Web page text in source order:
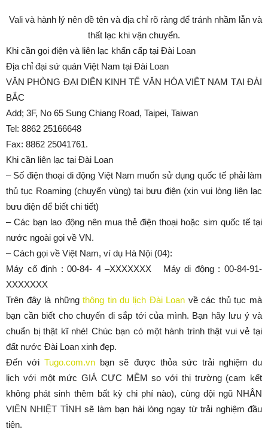
Vali và hành lý nên đề tên và địa chỉ rõ ràng để tránh nhầm lẫn và
thất lạc khi vận chuyển.
Khi cần gọi điện và liên lạc khẩn cấp tại Đài Loan
Địa chỉ đại sứ quán Việt Nam tại Đài Loan
VĂN PHÒNG ĐẠI DIỆN KINH TẾ VĂN HÓA VIỆT NAM TẠI ĐÀI
BẮC
Add; 3F, No 65 Sung Chiang Road, Taipei, Taiwan
Tel: 8862 25166648
Fax: 8862 25041761.
Khi cần liên lạc tại Đài Loan
– Số điện thoại di động Việt Nam muốn sử dụng quốc tế phải làm
thủ tục Roaming (chuyển vùng) tại bưu điện (xin vui lòng liên lạc
bưu điện để biết chi tiết)
– Các bạn lao động nên mua thẻ điện thoại hoặc sim quốc tế tại
nước ngoài gọi về VN.
– Cách gọi về Việt Nam, ví dụ Hà Nội (04):
Máy cố định : 00-84- 4 –XXXXXXX Máy di động : 00-84-91-
XXXXXXX
Trên đây là nhữngthông tin du lịch Đài Loan về các thủ tục mà
bạn cần biết cho chuyến đi sắp tới của mình. Bạn hãy lưu ý và
chuẩn bị thật kĩ nhé! Chúc bạn có một hành trình thật vui vẻ tại
đất nước Đài Loan xinh đẹp.
Đến vớiTugo.com.vn bạn sẽ được thỏa sức trải nghiệm du
lịch với một mức GIÁ CỰC MỀM so với thị trường (cam kết
không phát sinh thêm bất kỳ chi phí nào), cùng đội ngũ NHÂN
VIÊN NHIỆT TÌNH sẽ làm bạn hài lòng ngay từ trải nghiệm đầu
tiên.